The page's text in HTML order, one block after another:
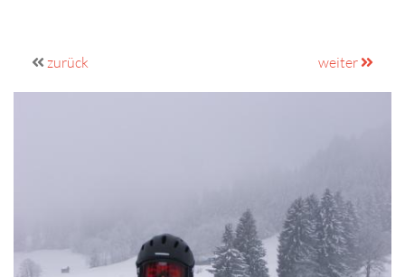
zurück weiter